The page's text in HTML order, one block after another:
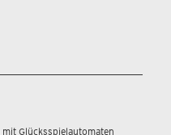
Glücksspielautomaten